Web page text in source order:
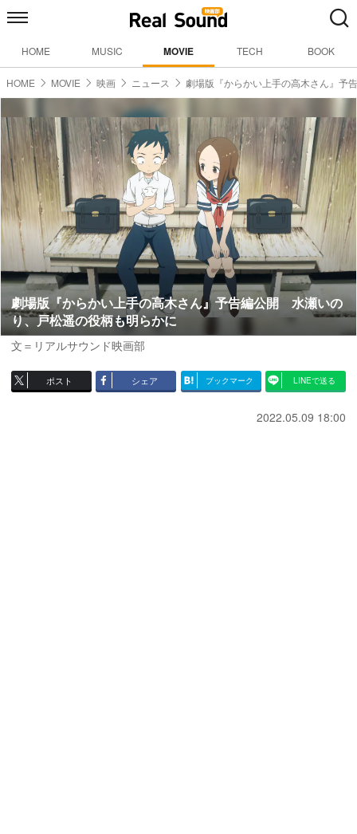
HOME MUSIC MOVIE TECH BOOK
HOME MOVIE 映画 ニュース 劇場版『からかい上手の高木さん』予
劇場版『からかい上手の高木さん』予告編公開 水瀬いの
り、戸松遥の役柄も明らかに
文＝リアルサウンド映画部
ポスト シェア ブックマーク LINEで送る
2022.05.09 18:00